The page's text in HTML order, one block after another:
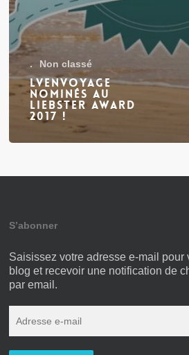
. Non classé
Lvenvoyage
nominés au
Liebster Award
2017 !
S’abonner
Saisissez votre adresse e-mail pour
blog et recevoir une notification de
par email.